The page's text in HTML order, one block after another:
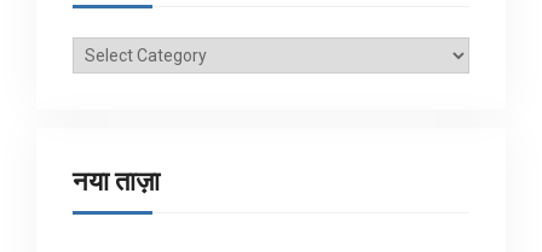
ब्लॉग
नया ताज़ा